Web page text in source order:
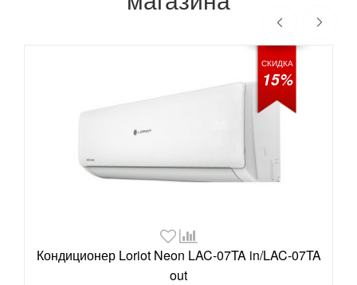
СКИДКА
15%
Кондиционер Loriot Neon LAC-07TA in/LAC-07TA
out